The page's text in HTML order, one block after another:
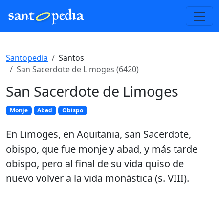
Santopedia
Santos
San Sacerdote de Limoges (6420)
San Sacerdote de Limoges
Monje Abad Obispo
En Limoges, en Aquitania, san Sacerdote,
obispo, que fue monje y abad, y más tarde
obispo, pero al final de su vida quiso de
nuevo volver a la vida monástica (s. VIII).